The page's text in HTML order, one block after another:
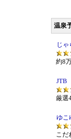
温泉
じ
約8
JTB
厳選
ゆこ
こだ